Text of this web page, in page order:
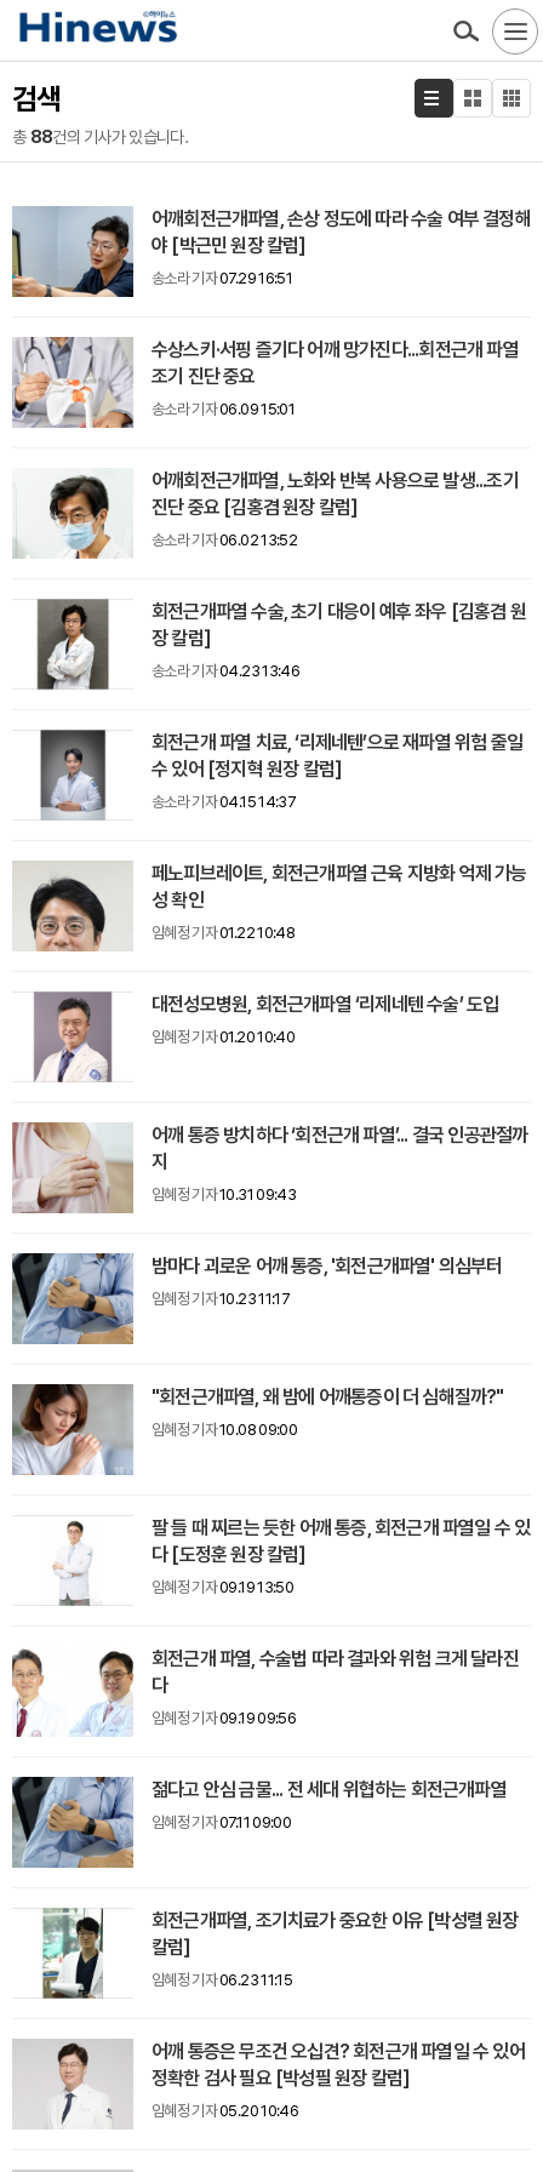
검색
총 88건의 기사가 있습니다.
어깨회전근개파열, 손상 정도에 따라 수술 여부 결정해
야 [박근민 원장 칼럼]
송소라 기자07.29 16:51
수상스키·서핑 즐기다 어깨 망가진다...회전근개 파열
조기 진단 중요
송소라 기자06.09 15:01
어깨회전근개파열, 노화와 반복 사용으로 발생...조기
진단 중요 [김홍겸 원장 칼럼]
송소라 기자06.02 13:52
회전근개파열 수술, 초기 대응이 예후 좌우 [김홍겸 원
장 칼럼]
송소라 기자04.23 13:46
회전근개 파열 치료, ‘리제네텐’으로 재파열 위험 줄일
수 있어 [정지혁 원장 칼럼]
송소라 기자04.15 14:37
페노피브레이트, 회전근개파열 근육 지방화 억제 가능
성 확인
임혜정 기자01.22 10:48
대전성모병원, 회전근개파열 ‘리제네텐 수술’ 도입
임혜정 기자01.20 10:40
어깨 통증 방치하다 ‘회전근개 파열’... 결국 인공관절까
지
임혜정 기자10.31 09:43
밤마다 괴로운 어깨 통증, '회전근개파열' 의심부터
임혜정 기자10.23 11:17
"회전근개파열, 왜 밤에 어깨통증이 더 심해질까?"
임혜정 기자10.08 09:00
팔 들 때 찌르는 듯한 어깨 통증, 회전근개 파열일 수 있
다 [도정훈 원장 칼럼]
임혜정 기자09.19 13:50
회전근개 파열, 수술법 따라 결과와 위험 크게 달라진
다
임혜정 기자09.19 09:56
젊다고 안심 금물... 전 세대 위협하는 회전근개파열
임혜정 기자07.11 09:00
회전근개파열, 조기치료가 중요한 이유 [박성렬 원장
칼럼]
임혜정 기자06.23 11:15
어깨 통증은 무조건 오십견? 회전근개 파열일 수 있어
정확한 검사 필요 [박성필 원장 칼럼]
임혜정 기자05.20 10:46